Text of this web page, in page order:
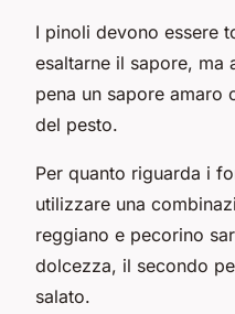
I pinoli devono essere
esaltarne il sapore, ma
pena un sapore amaro
del pesto.
Per quanto riguarda i
utilizzare una
reggiano e pecorino
dolcezza, il secondo
salato.